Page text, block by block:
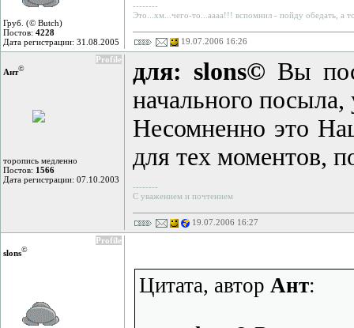
Груб. (© Butch)
Постов: 4228
Дата регистрации: 31.08.2005
--------
Это...хм...чего-то...аааа!!! вспомнил - пойду обедать, а
19.07.2006 16:26
Profile
Ант©
торопись медленно
Постов: 1566
Дата регистрации: 07.10.2003
для: slons© Вы
начального посыла,
Несомненно это
для тех моментов,
--------
С уважением и почтением
19.07.2006 16:27
Profile
slons©
Цитата, автор Ант: